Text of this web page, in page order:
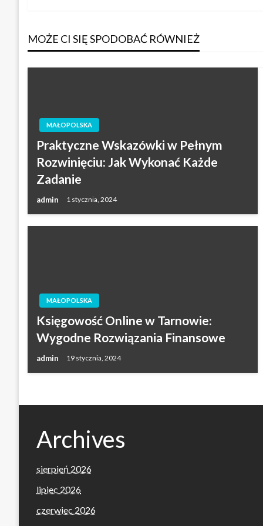
MOŻE CI SIĘ SPODOBAĆ RÓWNIEŻ
MAŁOPOLSKA
Praktyczne Wskazówki w Pełnym
Rozwinięciu: Jak Wykonać Każde
Zadanie
admin 1 stycznia, 2024
MAŁOPOLSKA
Księgowość Online w Tarnowie:
Wygodne Rozwiązania Finansowe
admin 19 stycznia, 2024
Archives
sierpień 2026
lipiec 2026
czerwiec 2026